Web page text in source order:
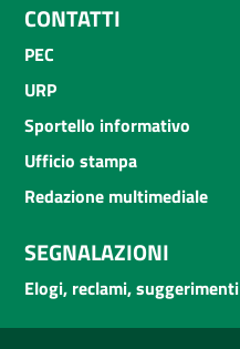
CONTATTI
PEC
URP
Sportello informativo
Ufficio stampa
Redazione multimediale
SEGNALAZIONI
Elogi, reclami, suggerimenti